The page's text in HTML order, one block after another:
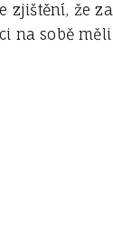
zjištění, že
na sobě měli